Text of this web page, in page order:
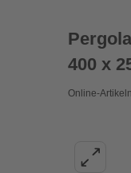
400 x
Online-